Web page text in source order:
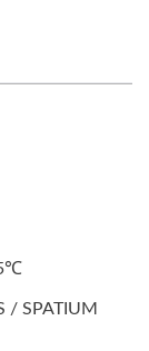
/ SPATIUM